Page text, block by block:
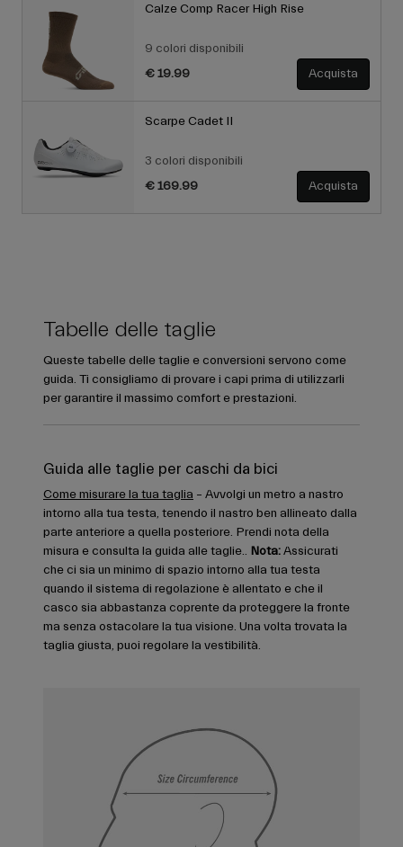
Calze Comp Racer High Rise
9 colori disponibili
€ 19.99
Acquista
Scarpe Cadet II
3 colori disponibili
€ 169.99
Acquista
Tabelle delle taglie
Queste tabelle delle taglie e conversioni servono come
guida. Ti consigliamo di provare i capi prima di utilizzarli
per garantire il massimo comfort e prestazioni.
Guida alle taglie per caschi da bici
Come misurare la tua taglia – Avvolgi un metro a nastro
intorno alla tua testa, tenendo il nastro ben allineato dalla
parte anteriore a quella posteriore. Prendi nota della
misura e consulta la guida alle taglie.. Nota:Assicurati
che ci sia un minimo di spazio intorno alla tua testa
quando il sistema di regolazione è allentato e che il
casco sia abbastanza coprente da proteggere la fronte
ma senza ostacolare la tua visione. Una volta trovata la
taglia giusta, puoi regolare la vestibilità.